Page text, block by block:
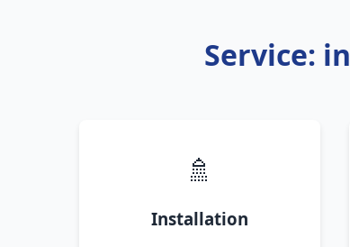
Service:
🚿
Installation